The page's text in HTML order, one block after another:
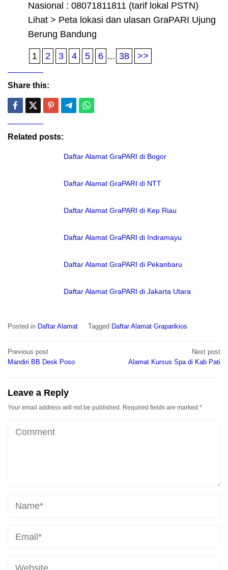
Nasional : 08071811811 (tarif lokal PSTN)
Lihat > Peta lokasi dan ulasan GraPARI Ujung
Berung Bandung
1 2 3 4 5 6 ... 38 >>
Share this:
Related posts:
Daftar Alamat GraPARI di Bogor
Daftar Alamat GraPARI di NTT
Daftar Alamat GraPARI di Kep Riau
Daftar Alamat GraPARI di Indramayu
Daftar Alamat GraPARI di Pekanbaru
Daftar Alamat GraPARI di Jakarta Utara
Posted in Daftar Alamat Tagged Daftar Alamat Graparikios
Post
navigation
Previous post
Mandiri BB Desk Poso
Next post
Alamat Kursus Spa di Kab Pati
Leave a Reply
Your email address will not be published. Required fields are marked *